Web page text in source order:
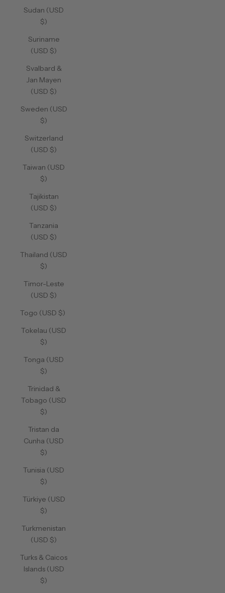
Sudan (USD
$)
Suriname
(USD $)
Svalbard &
Jan Mayen
(USD $)
Sweden (USD
$)
Switzerland
(USD $)
Taiwan (USD
$)
Tajikistan
(USD $)
Tanzania
(USD $)
Thailand (USD
$)
Timor-Leste
(USD $)
Togo (USD $)
Tokelau (USD
$)
Tonga (USD
$)
Trinidad &
Tobago (USD
$)
Tristan da
Cunha (USD
$)
Tunisia (USD
$)
Türkiye (USD
$)
Turkmenistan
(USD $)
Turks & Caicos
Islands (USD
$)